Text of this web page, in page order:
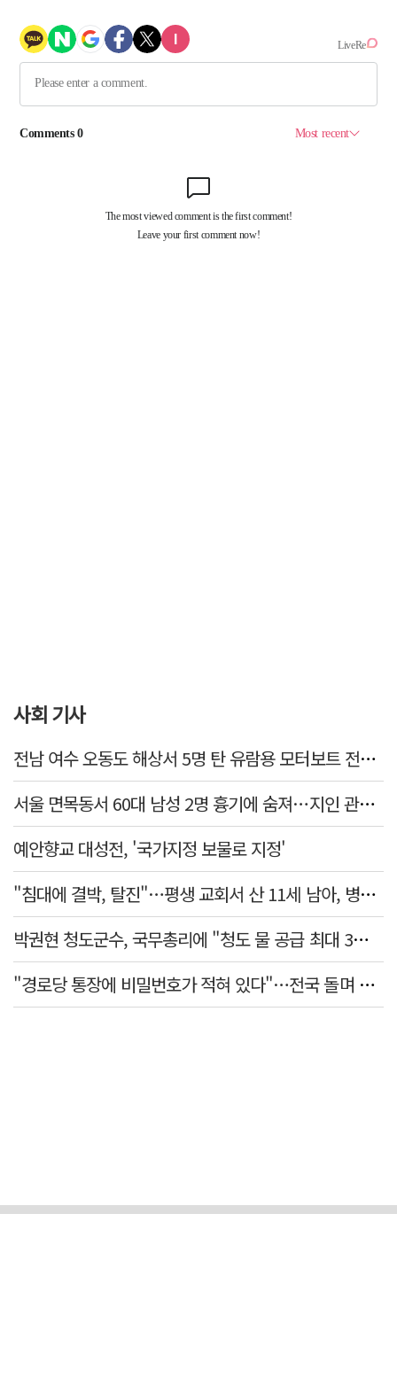
사회 기사
전남 여수 오동도 해상서 5명 탄 유람용 모터보트 전복…2명 숨져
서울 면목동서 60대 남성 2명 흉기에 숨져…지인 관계로 추정
예안향교 대성전, '국가지정 보물로 지정'
"침대에 결박, 탈진"…평생 교회서 산 11세 남아, 병원 이송 끝 숨져
박권현 청도군수, 국무총리에 "청도 물 공급 최대 3만t 늘려달라"
"경로당 통장에 비밀번호가 적혀 있다"…전국 돌며 경로당 13곳 턴 30대 구속